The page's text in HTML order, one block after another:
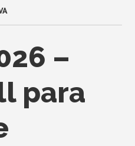
–
para